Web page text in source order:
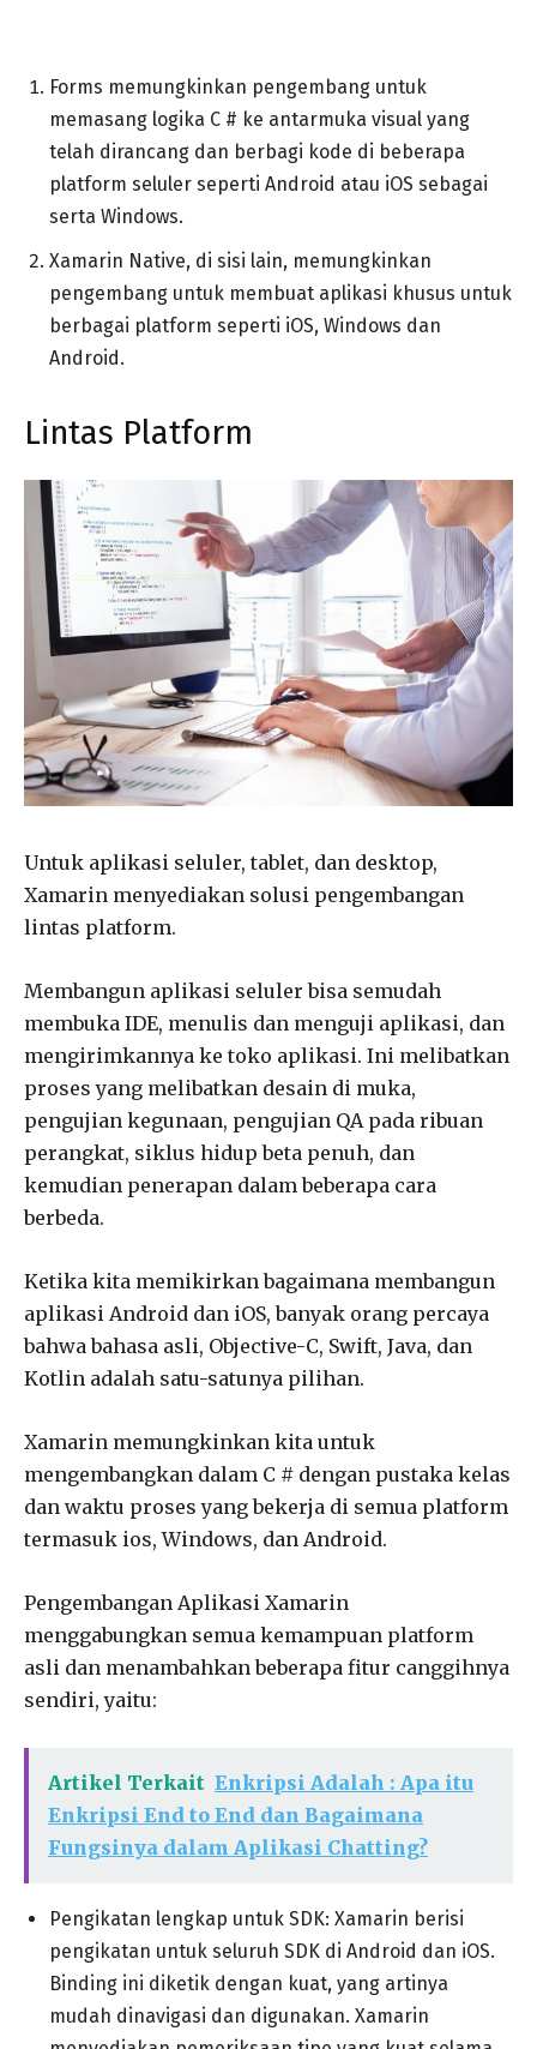
Forms memungkinkan pengembang untuk
memasang logika C # ke antarmuka visual yang
telah dirancang dan berbagi kode di beberapa
platform seluler seperti Android atau iOS sebagai
serta Windows.
Xamarin Native, di sisi lain, memungkinkan
pengembang untuk membuat aplikasi khusus untuk
berbagai platform seperti iOS, Windows dan
Android.
Lintas Platform
Untuk aplikasi seluler, tablet, dan desktop,
Xamarin menyediakan solusi pengembangan
lintas platform.
Membangun aplikasi seluler bisa semudah
membuka IDE, menulis dan menguji aplikasi, dan
mengirimkannya ke toko aplikasi. Ini melibatkan
proses yang melibatkan desain di muka,
pengujian kegunaan, pengujian QA pada ribuan
perangkat, siklus hidup beta penuh, dan
kemudian penerapan dalam beberapa cara
berbeda.
Ketika kita memikirkan bagaimana membangun
aplikasi Android dan iOS, banyak orang percaya
bahwa bahasa asli, Objective-C, Swift, Java, dan
Kotlin adalah satu-satunya pilihan.
Xamarin memungkinkan kita untuk
mengembangkan dalam C # dengan pustaka kelas
dan waktu proses yang bekerja di semua platform
termasuk ios, Windows, dan Android.
Pengembangan Aplikasi Xamarin
menggabungkan semua kemampuan platform
asli dan menambahkan beberapa fitur canggihnya
sendiri, yaitu:
Artikel Terkait Enkripsi Adalah : Apa itu
Enkripsi End to End dan Bagaimana
Fungsinya dalam Aplikasi Chatting?
Pengikatan lengkap untuk SDK: Xamarin berisi
pengikatan untuk seluruh SDK di Android dan iOS.
Binding ini diketik dengan kuat, yang artinya
mudah dinavigasi dan digunakan. Xamarin